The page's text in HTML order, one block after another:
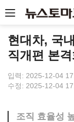
현대차, 국
직개편 본
입력: 2025-12-04
수정: 2025-12-04
조직 효율성